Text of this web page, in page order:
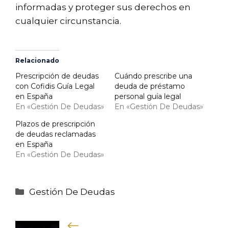
informadas y proteger sus derechos en
cualquier circunstancia.
Relacionado
Prescripción de deudas
con Cofidis Guía Legal
en España
En «Gestión De Deudas»
Cuándo prescribe una
deuda de préstamo
personal guía legal
En «Gestión De Deudas»
Plazos de prescripción
de deudas reclamadas
en España
En «Gestión De Deudas»
Categorías
Gestión De Deudas